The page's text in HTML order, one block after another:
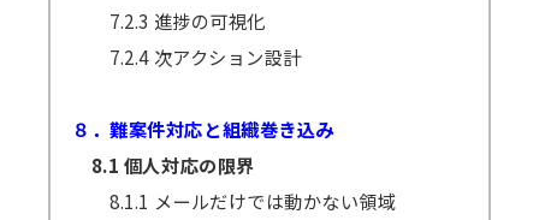
7.2.3 進捗の可視化
7.2.4 次アクション設計
８．難案件対応と組織巻き込み
8.1 個人対応の限界
8.1.1 メールだけでは動かない領域